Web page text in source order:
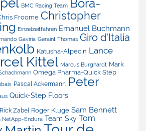
BMC Racing Team Bora-
Froome Christopher
Einzelzeitfahren Emanuel Buchmann
Gaviria Geraint Thomas Giro d'Italia
Katusha-Alpecin Lance
Kittel Marcus Burghardt Mark
Omega Pharma-Quick Step
Pascal Ackermann Peter
Quick-Step Floors
Rick Zabel Roger Kluge Sam Bennett
NetApp-Endura Team Sky Tom